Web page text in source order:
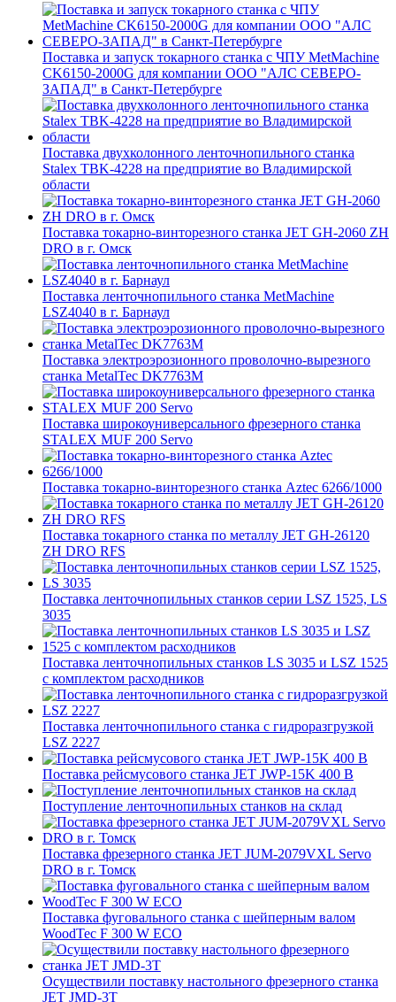
Поставка и запуск токарного станка с ЧПУ MetMachine
CK6150-2000G для компании ООО "АЛС СЕВЕРО-
ЗАПАД" в Санкт-Петербурге
Поставка двухколонного ленточнопильного станка
Stalex TBK-4228 на предприятие во Владимирской
области
Поставка токарно-винторезного станка JET GH-2060 ZH
DRO в г. Омск
Поставка ленточнопильного станка MetMachine
LSZ4040 в г. Барнаул
Поставка электроэрозионного проволочно-вырезного
станка MetalTec DK7763M
Поставка широкоуниверсального фрезерного станка
STALEX MUF 200 Servo
Поставка токарно-винторезного станка Aztec 6266/1000
Поставка токарного станка по металлу JET GH-26120
ZH DRO RFS
Поставка ленточнопильных станков серии LSZ 1525, LS
3035
Поставка ленточнопильных станков LS 3035 и LSZ 1525
с комплектом расходников
Поставка ленточнопильного станка c гидроразгрузкой
LSZ 2227
Поставка рейсмусового станка JET JWP-15K 400 В
Поступление ленточнопильных станков на склад
Поставка фрезерного станка JET JUM-2079VXL Servo
DRO в г. Томск
Поставка фуговального станка с шейперным валом
WoodTec F 300 W ECO
Осуществили поставку настольного фрезерного станка
JET JMD-3T